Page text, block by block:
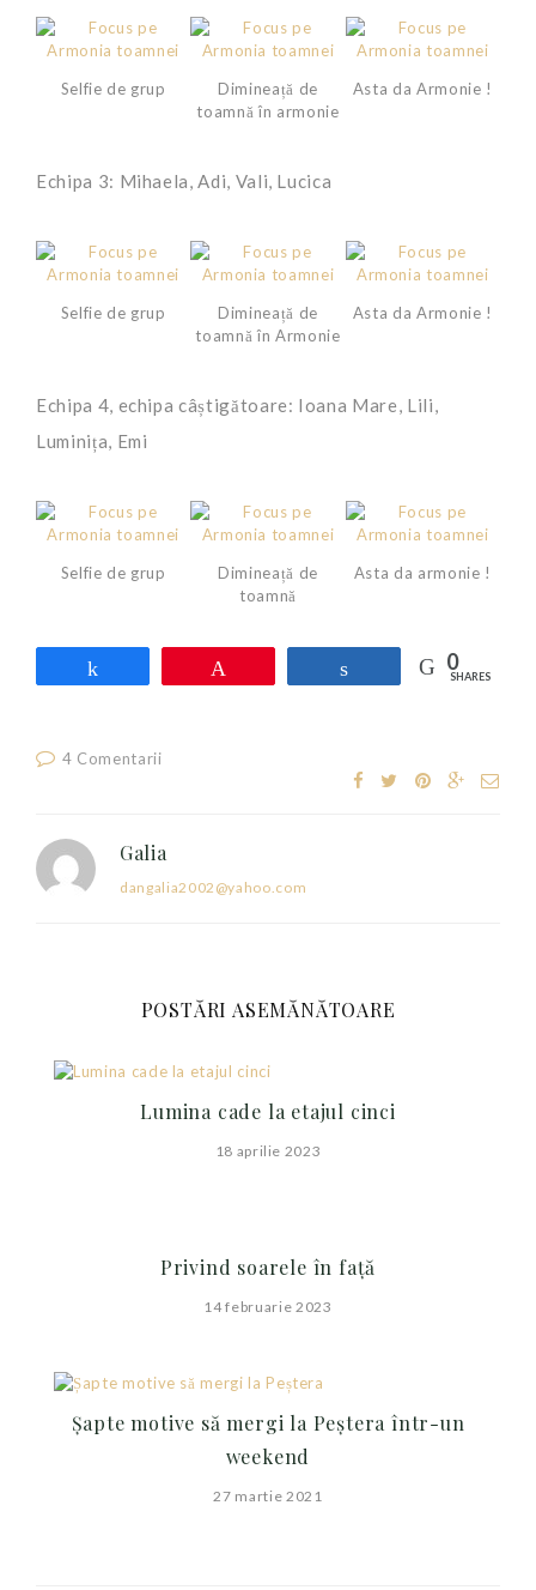
Selfie de grup
Dimineață de
toamnă în armonie
Asta da Armonie !
Echipa 3: Mihaela, Adi, Vali, Lucica
Selfie de grup
Dimineață de
toamnă în Armonie
Asta da Armonie !
Echipa 4, echipa câștigătoare: Ioana Mare, Lili,
Luminița, Emi
Selfie de grup
Dimineață de
toamnă
Asta da armonie !
0
SHARES
4 Comentarii
Galia
dangalia2002@yahoo.com
POSTĂRI ASEMĂNĂTOARE
Lumina cade la etajul cinci
18 aprilie 2023
Privind soarele în față
14 februarie 2023
Șapte motive să mergi la Peștera într-un
weekend
27 martie 2021